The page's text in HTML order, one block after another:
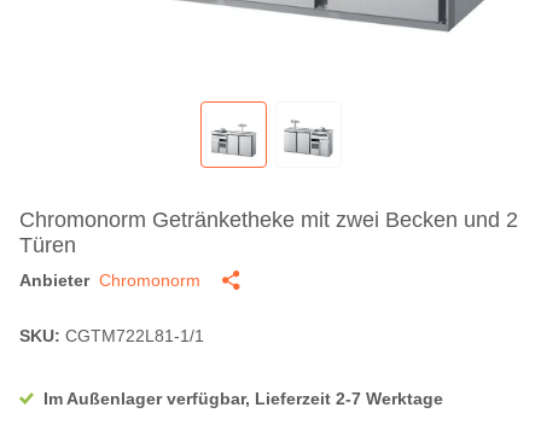
Chromonorm Getränketheke mit zwei Becken und 2
Türen
Anbieter Chromonorm
SKU: CGTM722L81-1/1
Im Außenlager verfügbar, Lieferzeit 2-7 Werktage